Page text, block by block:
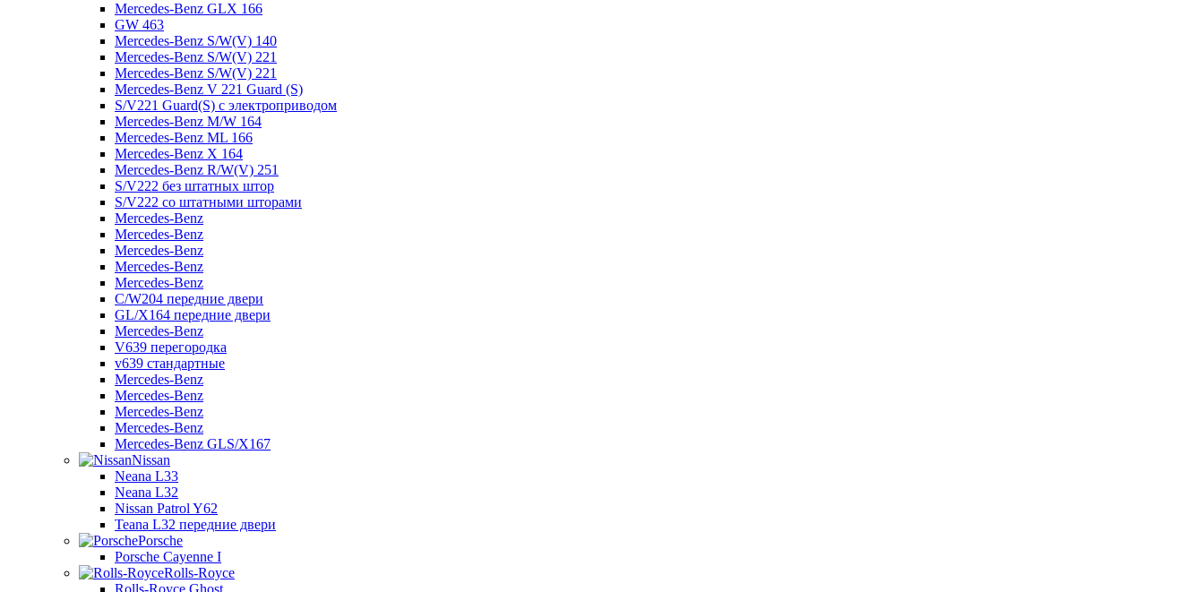
Mercedes-Benz GLX 166
GW 463
Mercedes-Benz S/W(V) 140
Mercedes-Benz S/W(V) 221
Mercedes-Benz S/W(V) 221
Mercedes-Benz V 221 Guard (S)
S/V221 Guard(S) с электроприводом
Mercedes-Benz M/W 164
Mercedes-Benz ML 166
Mercedes-Benz X 164
Mercedes-Benz R/W(V) 251
S/V222 без штатных штор
S/V222 со штатными шторами
Mercedes-Benz
Mercedes-Benz
Mercedes-Benz
Mercedes-Benz
Mercedes-Benz
C/W204 передние двери
GL/X164 передние двери
Mercedes-Benz
V639 перегородка
v639 стандартные
Mercedes-Benz
Mercedes-Benz
Mercedes-Benz
Mercedes-Benz
Mercedes-Benz GLS/X167
Nissan
Neana L33
Neana L32
Nissan Patrol Y62
Teana L32 передние двери
Porsche
Porsche Cayenne I
Rolls-Royce
Rolls-Royce Ghost